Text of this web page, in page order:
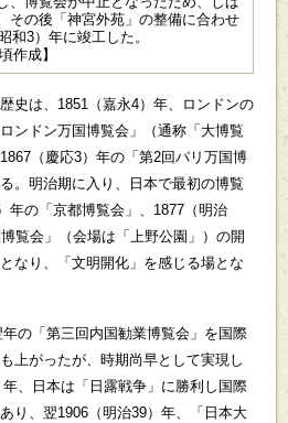
その後「神宮外苑」の整備に合わせ
和3）年に竣工した。
作成】
史は、1851（嘉永4）年、ロンドンの
ンドン万国博覧会」（通称「大博覧
（慶応3）年の「第2回パリ万国博
。明治期に入り、日本で最初の博覧
年の「京都博覧会」、1877（明治
覧会」（会場は「上野公園」）の開
なり、「文明開化」を感じる場とな
の「第三回内国勧業博覧会」を国際
上がったが、時期尚早として実現し
、日本は「日露戦争」に勝利し国際
り、翌1906（明治39）年、「日本大